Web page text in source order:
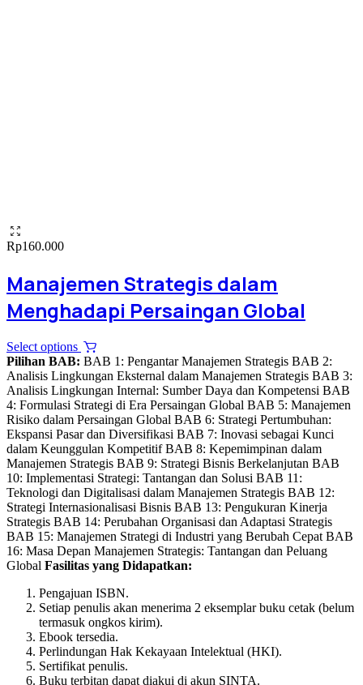
Rp160.000
Manajemen Strategis dalam
Menghadapi Persaingan Global
Select options
product
has
multiple
variants.
The
options
may
be
chosen
on
the
product
page
Pilihan BAB: BAB 1: Pengantar Manajemen Strategis BAB 2:
Analisis Lingkungan Eksternal dalam Manajemen Strategis BAB 3:
Analisis Lingkungan Internal: Sumber Daya dan Kompetensi BAB
4: Formulasi Strategi di Era Persaingan Global BAB 5: Manajemen
Risiko dalam Persaingan Global BAB 6: Strategi Pertumbuhan:
Ekspansi Pasar dan Diversifikasi BAB 7: Inovasi sebagai Kunci
dalam Keunggulan Kompetitif BAB 8: Kepemimpinan dalam
Manajemen Strategis BAB 9: Strategi Bisnis Berkelanjutan BAB
10: Implementasi Strategi: Tantangan dan Solusi BAB 11:
Teknologi dan Digitalisasi dalam Manajemen Strategis BAB 12:
Strategi Internasionalisasi Bisnis BAB 13: Pengukuran Kinerja
Strategis BAB 14: Perubahan Organisasi dan Adaptasi Strategis
BAB 15: Manajemen Strategi di Industri yang Berubah Cepat BAB
16: Masa Depan Manajemen Strategis: Tantangan dan Peluang
Global Fasilitas yang Didapatkan:
Pengajuan ISBN.
Setiap penulis akan menerima 2 eksemplar buku cetak (belum
termasuk ongkos kirim).
Ebook tersedia.
Perlindungan Hak Kekayaan Intelektual (HKI).
Sertifikat penulis.
Buku terbitan dapat diakui di akun SINTA.